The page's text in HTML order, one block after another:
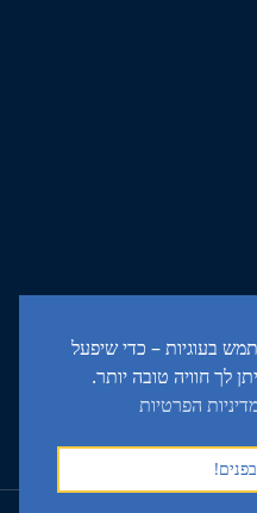
בעוגיות – כדי שיפעל
לך חוויה טובה יותר.
הפרטיות